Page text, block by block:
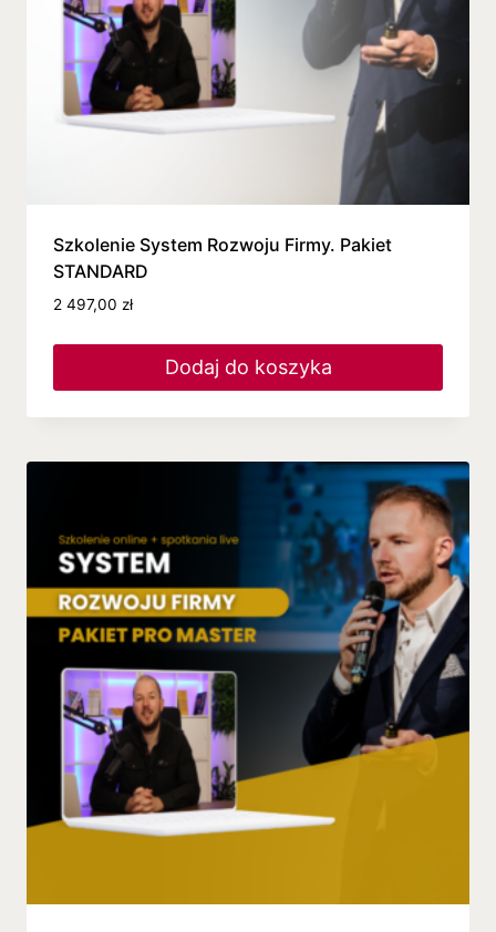
Szkolenie System Rozwoju Firmy. Pakiet
STANDARD
2 497,00 zł
Dodaj do koszyka